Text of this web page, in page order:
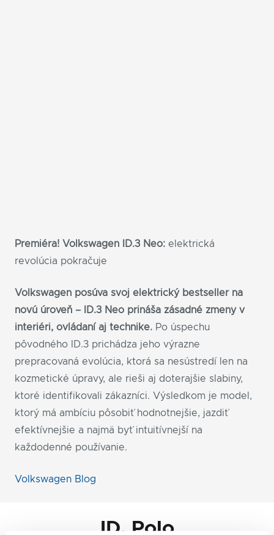
Premiéra! Volkswagen ID.3 Neo: elektrická
revolúcia pokračuje
Volkswagen posúva svoj elektrický bestseller na
novú úroveň – ID.3 Neo prináša zásadné zmeny v
interiéri, ovládaní aj technike. Po úspechu
pôvodného ID.3 prichádza jeho výrazne
prepracovaná evolúcia, ktorá sa nesústredí len na
kozmetické úpravy, ale rieši aj doterajšie slabiny,
ktoré identifikovali zákazníci. Výsledkom je model,
ktorý má ambíciu pôsobiť hodnotnejšie, jazdiť
efektívnejšie a najmä byť intuitívnejší na
každodenné používanie.
Volkswagen Blog
ID. Polo